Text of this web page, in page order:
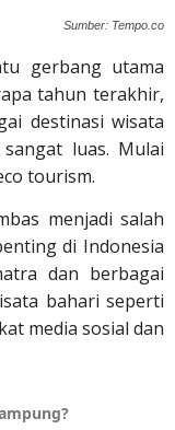
Sumber: Tempo.co
gerbang utama
tahun terakhir,
destinasi wisata
luas. Mulai
tourism.
menjadi salah
di Indonesia
dan berbagai
bahari seperti
media sosial dan